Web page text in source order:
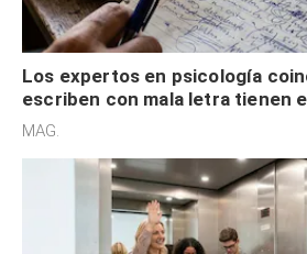
Los expertos en psicología
escriben con mala letra tienen
acelerado y no lo hacen por
MAG.